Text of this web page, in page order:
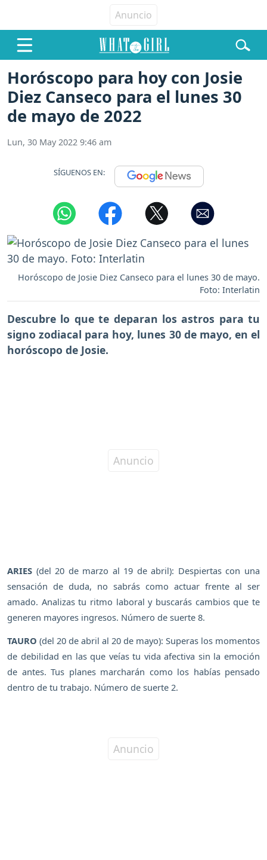
Horóscopo para hoy con Josie
Diez Canseco para el lunes 30
de mayo de 2022
Lun, 30 May 2022 9:46 am
SÍGUENOS EN:
Horóscopo de Josie Diez Canseco para el lunes 30 de mayo.
Foto: Interlatin
Descubre lo que te deparan los astros para tu
signo zodiacal para hoy, lunes 30 de mayo, en el
horóscopo de Josie.
ARIES (del 20 de marzo al 19 de abril): Despiertas con una
sensación de duda, no sabrás como actuar frente al ser
amado. Analizas tu ritmo laboral y buscarás cambios que te
generen mayores ingresos. Número de suerte 8.
TAURO (del 20 de abril al 20 de mayo): Superas los momentos
de debilidad en las que veías tu vida afectiva sin la emoción
de antes. Tus planes marcharán como los habías pensado
dentro de tu trabajo. Número de suerte 2.